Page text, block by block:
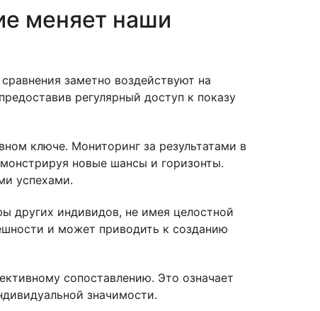
меняет наши
заметно воздействуют на
регулярный доступ к показу
ключе. Мониторинг за результатами в
новые шансы и горизонты.
успехами.
других индивидов, не имея целостной
и может приводить к созданию
сопоставлению. Это означает
значимости.